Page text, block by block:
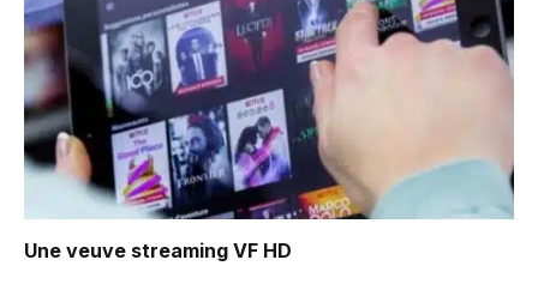
Une veuve streaming VF HD